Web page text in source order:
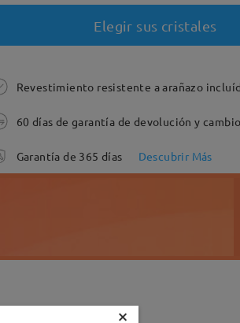
Elegir sus cristales
Revestimiento resistente a arañazo
60 días de garantía de devolución y cambio
Garantía de 365 días Descubrir Más
×